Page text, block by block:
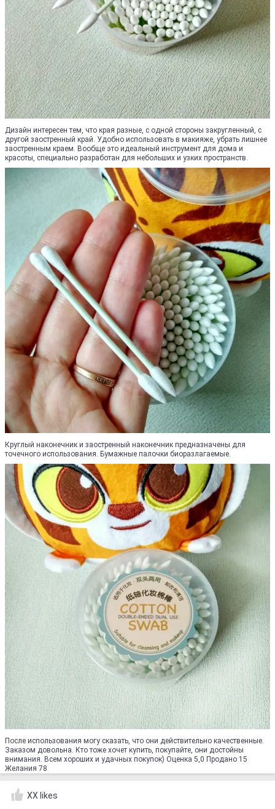
Дизайн интересен тем, что края разные, с одной стороны закругленный, с
другой заостренный край. Удобно использовать в макияже, убрать лишнее
заостренным краем. Вообще это идеальный инструмент для дома и
красоты, специально разработан для небольших и узких пространств.
Круглый наконечник и заостренный наконечник предназначены для
точечного использования. Бумажные палочки биоразлагаемые.
После использования могу сказать, что они действительно качественные.
Заказом довольна. Кто тоже хочет купить, покупайте, они достойны
внимания. Всем хороших и удачных покупок) Оценка 5,0 Продано 15
Желания 78
XX likes